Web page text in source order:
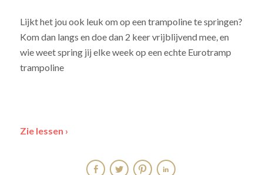
Lijkt het jou ook leuk om op een trampoline te springen?
Kom dan langs en doe dan 2 keer vrijblijvend mee, en
wie weet spring jij elke week op een echte Eurotramp
trampoline
Zie lessen ›